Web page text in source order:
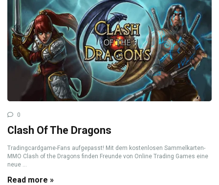
0
Clash Of The Dragons
Tradingcardgame-Fans aufgepasst! Mit dem kostenlosen Sammelkarten-
MMO Clash of the Dragons finden Freunde von Online Trading Games eine
neue ...
Read more »